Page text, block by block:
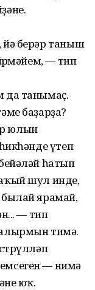
берәр таныш
— тип
да танымаҫ.
баҙарҙа?
юлын
үтеп
һатып
шул инде,
ярамай,
— тип
тимә.
— нимә
юҡ.